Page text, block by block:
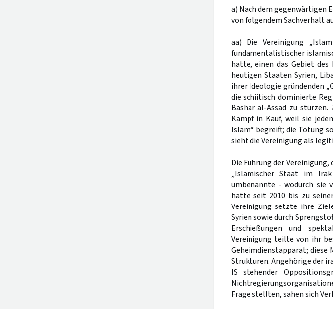
a) Nach dem gegenwärtigen
von folgendem Sachverhalt
aa) Die Vereinigung
fundamentalistischer
hatte, einen das Gebiet des
heutigen Staaten Syrien,
ihrer Ideologie gründenden
die schiitisch dominierte
Bashar al-Assad zu
Kampf in Kauf, weil sie
Islam“ begreift; die Tötung
sieht die Vereinigung als
Die Führung der Vereinigung,
„Islamischer Staat im
umbenannte - wodurch sie
hatte seit 2010 bis zu
Vereinigung setzte ihre
Syrien sowie durch
Erschießungen und
Vereinigung teilte von ihr
Geheimdienstapparat;
Strukturen. Angehörige der
IS stehender
Frage stellten, sahen sich